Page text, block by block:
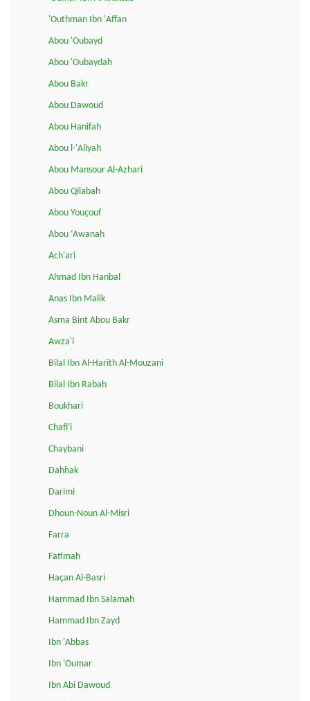
'Outhman Ibn 'Affan
Abou 'Oubayd
Abou 'Oubaydah
Abou Bakr
Abou Dawoud
Abou Hanifah
Abou l-'Aliyah
Abou Mansour Al-Azhari
Abou Qilabah
Abou Youçouf
Abou ‘Awanah
Ach'ari
Ahmad Ibn Hanbal
Anas Ibn Malik
Asma Bint Abou Bakr
Awza'i
Bilal Ibn Al-Harith Al-Mouzani
Bilal Ibn Rabah
Boukhari
Chafi'i
Chaybani
Dahhak
Darimi
Dhoun-Noun Al-Misri
Farra
Fatimah
Haçan Al-Basri
Hammad Ibn Salamah
Hammad Ibn Zayd
Ibn 'Abbas
Ibn 'Oumar
Ibn Abi Dawoud